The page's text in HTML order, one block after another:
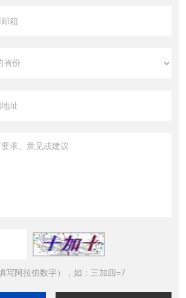
写阿拉伯数字），如：三加四=7